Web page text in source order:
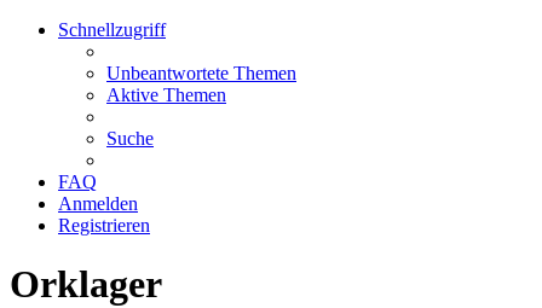
Schnellzugriff
Unbeantwortete Themen
Aktive Themen
Suche
FAQ
Anmelden
Registrieren
Orklager